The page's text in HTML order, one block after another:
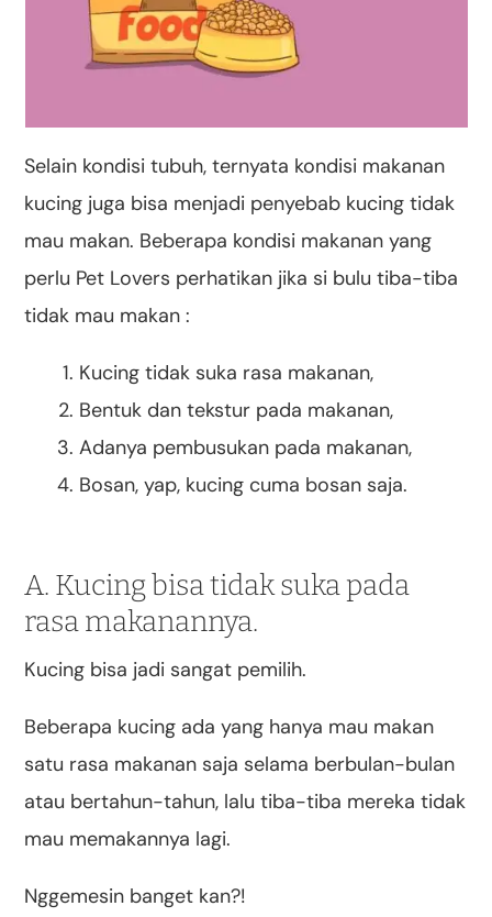
Selain kondisi tubuh, ternyata kondisi makanan
kucing juga bisa menjadi penyebab kucing tidak
mau makan. Beberapa kondisi makanan yang
perlu Pet Lovers perhatikan jika si bulu tiba-tiba
tidak mau makan :
Kucing tidak suka rasa makanan,
Bentuk dan tekstur pada makanan,
Adanya pembusukan pada makanan,
Bosan, yap, kucing cuma bosan saja.
A. Kucing bisa tidak suka pada
rasa makanannya.
Kucing bisa jadi sangat pemilih.
Beberapa kucing ada yang hanya mau makan
satu rasa makanan saja selama berbulan-bulan
atau bertahun-tahun, lalu tiba-tiba mereka tidak
mau memakannya lagi.
Nggemesin banget kan?!